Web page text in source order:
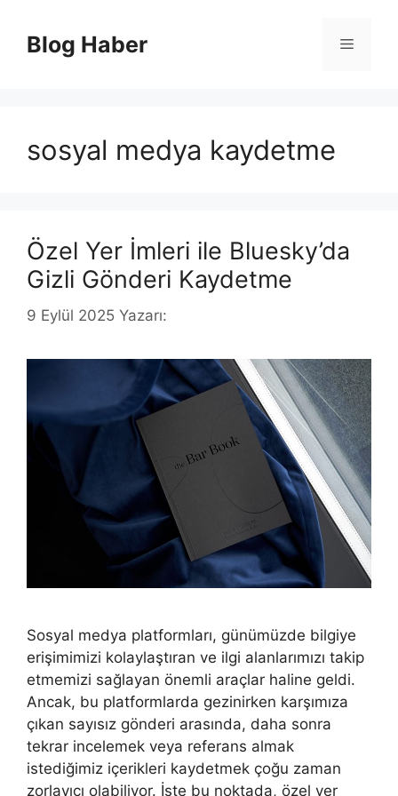
Blog Haber Menü
sosyal medya kaydetme
Özel Yer İmleri ile Bluesky’da
Gizli Gönderi Kaydetme
9 Eylül 2025 Yazarı:
Sosyal medya platformları, günümüzde bilgiye
erişimimizi kolaylaştıran ve ilgi alanlarımızı takip
etmemizi sağlayan önemli araçlar haline geldi.
Ancak, bu platformlarda gezinirken karşımıza
çıkan sayısız gönderi arasında, daha sonra
tekrar incelemek veya referans almak
istediğimiz içerikleri kaydetmek çoğu zaman
zorlayıcı olabiliyor. İşte bu noktada, özel yer